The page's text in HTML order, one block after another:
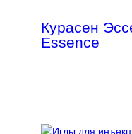
Курасен
Essence